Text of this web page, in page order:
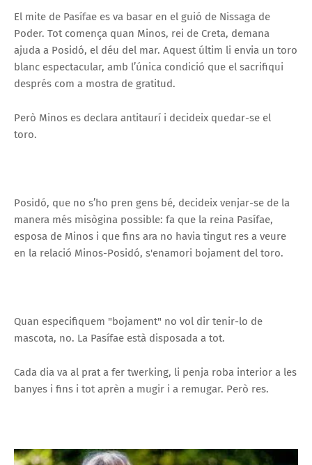
El mite de Pasífae es va basar en el guió de Nissaga de
Poder. Tot comença quan Minos, rei de Creta, demana
ajuda a Posidó, el déu del mar. Aquest últim li envia un toro
blanc espectacular, amb l’única condició que el sacrifiqui
després com a mostra de gratitud.
Però Minos es declara antitaurí i decideix quedar-se el
toro.
Posidó, que no s’ho pren gens bé, decideix venjar-se de la
manera més misògina possible: fa que la reina Pasífae,
esposa de Minos i que fins ara no havia tingut res a veure
en la relació Minos-Posidó, s'enamori bojament del toro.
Quan especifiquem "bojament" no vol dir tenir-lo de
mascota, no. La Pasífae està disposada a tot.
Cada dia va al prat a fer twerking, li penja roba interior a les
banyes i fins i tot aprèn a mugir i a remugar. Però res.